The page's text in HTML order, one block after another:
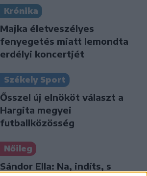
Krónika
Majka életveszélyes
fenyegetés miatt lemondta
erdélyi koncertjét
Székely Sport
Ősszel új elnököt választ a
Hargita megyei
futballközösség
Nőileg
Sándor Ella: Na, indíts, s